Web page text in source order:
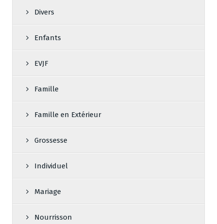
Divers
Enfants
EVJF
Famille
Famille en Extérieur
Grossesse
Individuel
Mariage
Nourrisson